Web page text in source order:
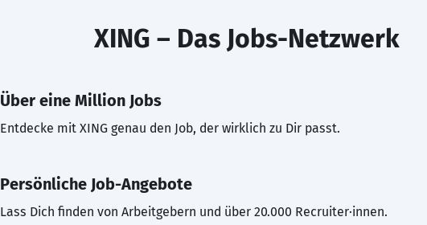
XING – Das Jobs-Netzwerk
Über eine Million Jobs
Entdecke mit XING genau den Job, der wirklich zu Dir passt.
Persönliche Job-Angebote
Lass Dich finden von Arbeitgebern und über 20.000 Recruiter·innen.